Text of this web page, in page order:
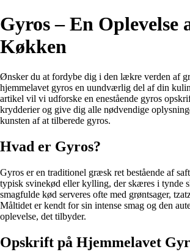
Gyros – En Oplevelse
Køkken
Ønsker du at fordybe dig i den lækre verden af
hjemmelavet gyros en uundværlig del af din
artikel vil vi udforske en enestående gyros
krydderier og give dig alle nødvendige
kunsten af at tilberede gyros.
Hvad er Gyros?
Gyros er en traditionel græsk ret bestående af
typisk svinekød eller kylling, der skæres i tynde
smagfulde kød serveres ofte med grøntsager,
Måltidet er kendt for sin intense smag og den
oplevelse, det tilbyder.
Opskrift på Hjemmelavet